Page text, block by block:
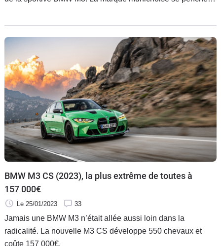
présenté en 2024.
BMW M3 CS (2023), la plus extrême de toutes à
157 000€
Le 25/01/2023 33
Jamais une BMW M3 n’était allée aussi loin dans la
radicalité. La nouvelle M3 CS développe 550 chevaux et
coûte 157 000€.